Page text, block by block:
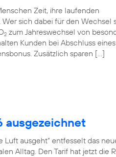
Zeit, ihre laufenden
sich dabei für den Wechsel
2 zum Jahreswechsel von
Kunden bei Abschluss
Zusätzlich sparen […]
ausgezeichnet
Luft ausgeht“ entfesselt das
Alltag. Den Tarif hat jetzt die